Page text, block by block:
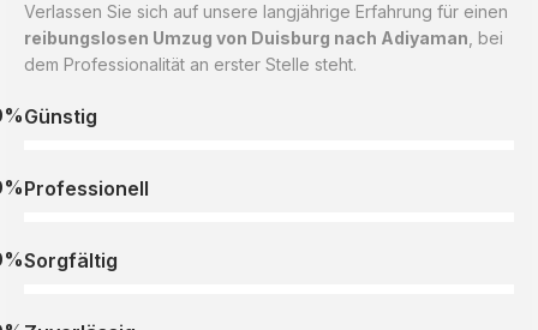
Verlassen Sie sich auf unsere langjährige Erfahrung für einen
reibungslosen Umzug von Duisburg nach Adiyaman , bei
dem Professionalität an erster Stelle steht.
Günstig
Professionell
Sorgfältig